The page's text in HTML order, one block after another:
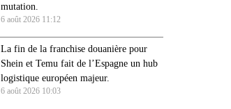
mutation.
6 août 2026 11:12
La fin de la franchise douanière pour
Shein et Temu fait de l’Espagne un hub
logistique européen majeur.
6 août 2026 10:03